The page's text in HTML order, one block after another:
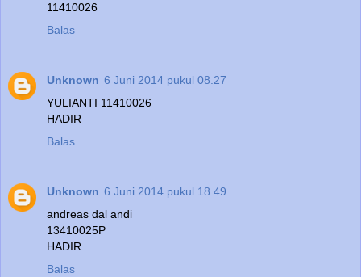
11410026
Balas
Unknown 6 Juni 2014 pukul 08.27
YULIANTI 11410026
HADIR
Balas
Unknown 6 Juni 2014 pukul 18.49
andreas dal andi
13410025P
HADIR
Balas